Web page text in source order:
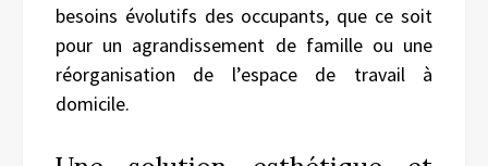
besoins évolutifs des occupants, que ce soit
pour un agrandissement de famille ou une
réorganisation de l’espace de travail à
domicile.